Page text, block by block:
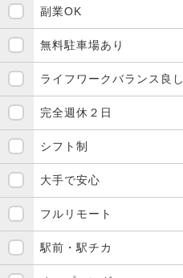
副業OK
無料駐車場あり
ライフワークバランス良し
完全週休２日
シフト制
大手で安心
フルリモート
駅前・駅チカ